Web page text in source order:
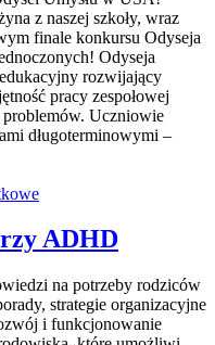
z naszej szkoły, wraz
finale konkursu Odyseja
Odyseja
rozwijający
pracy zespołowej
Uczniowie
długoterminowymi –
ADHD
na potrzeby rodziców
strategie organizacyjne
i funkcjonowanie